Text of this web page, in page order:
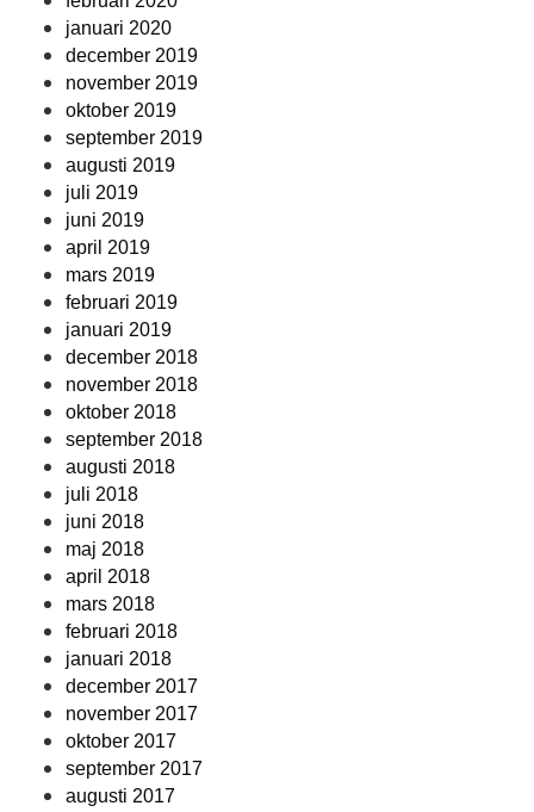
januari 2020
december 2019
november 2019
oktober 2019
september 2019
augusti 2019
juli 2019
juni 2019
april 2019
mars 2019
februari 2019
januari 2019
december 2018
november 2018
oktober 2018
september 2018
augusti 2018
juli 2018
juni 2018
maj 2018
april 2018
mars 2018
februari 2018
januari 2018
december 2017
november 2017
oktober 2017
september 2017
augusti 2017